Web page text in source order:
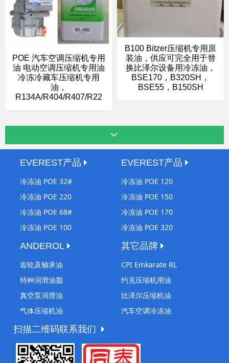
B100 Bitzer压缩机专用原
装油，供应可完全用于替
换比泽尔设备用冷冻油，
BSE170，B320SH，
BSE55，B150SH
POE 汽车空调压缩机专用
油 电动空调压缩机专用油
冷冻冷藏车压缩机专用
油，
R134A/R404/R407/R22
EVEREST产品
冷冻油 POE 32#
冷冻油 POE 220
冷冻油 POE 68#
冷冻油 POE 100
EVEREST产品
冷冻油 POE 120
冷冻油 POE 150
冷冻油 POE 170
冷冻油 POE 320
ANDEROL
齿轮及轴承油
特种润滑油脂
真空泵润滑油
气体压缩机油
其它品牌
CPI Emkarate RL
约克压缩机用油
比泽尔压缩机油
汽车空调冷冻油
扫描二维码联系我们